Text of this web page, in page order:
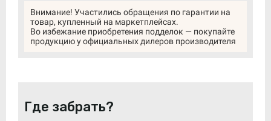
Внимание! Участились обращения по гарантии на
товар, купленный на маркетплейсах.
Во избежание приобретения подделок — покупайте
продукцию у официальных дилеров производителя
Где забрать?